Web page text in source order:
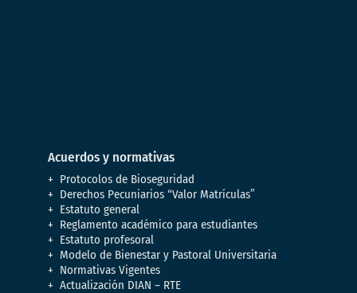
Acuerdos y normativas
Protocolos de Bioseguridad
Derechos Pecuniarios “Valor Matrículas”
Estatuto general
Reglamento académico para estudiantes
Estatuto profesoral
Modelo de Bienestar y Pastoral Universitaria
Normativas Vigentes
Actualización DIAN – RTE